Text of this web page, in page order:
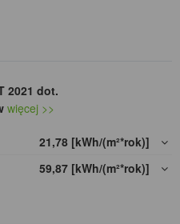
2021 dot.
więcej >>
21,78 [kWh/(m²*rok)]
59,87 [kWh/(m²*rok)]